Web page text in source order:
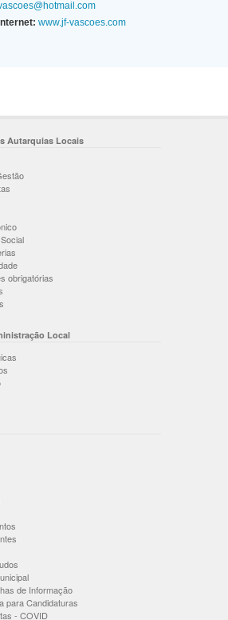
www.jf-vascoes.com
Autarquias Locais
obrigatórias
Local
de Informação
para Candidaturas
- COVID